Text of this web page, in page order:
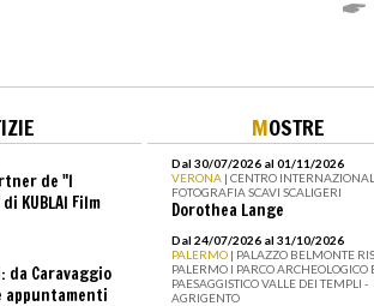
de "I
di KUBLAI Film
da Caravaggio
appuntamenti
MOSTRE
Dal 30/07/2026 al 01/11/2026
VERONA | CENTRO
FOTOGRAFIA SCAVI SCALIGERI
Dorothea Lange
Dal 24/07/2026 al 31/10/2026
PALERMO | PALAZZO BELMONTE
PALERMO I PARCO ARCHEOLOGICO
PAESAGGISTICO VALLE DEI TEMPLI -
AGRIGENTO